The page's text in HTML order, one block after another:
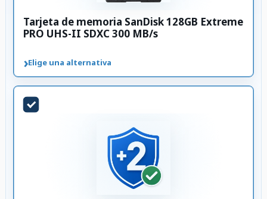
Tarjeta de memoria SanDisk 128GB Extreme
PRO UHS-II SDXC 300 MB/s
›Elige una alternativa